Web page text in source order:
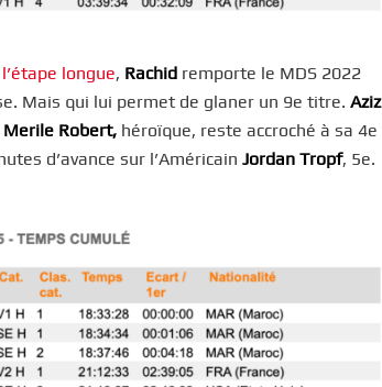
longue, Rachid remporte le MDS 2022
Mais qui lui permet de glaner un 9e titre. Aziz
Merile Robert, héroïque, reste accroché à sa 4e
d’avance sur l’Américain Jordan Tropf, 5e.